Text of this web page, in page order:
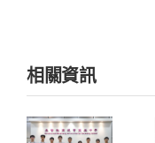
相關資訊